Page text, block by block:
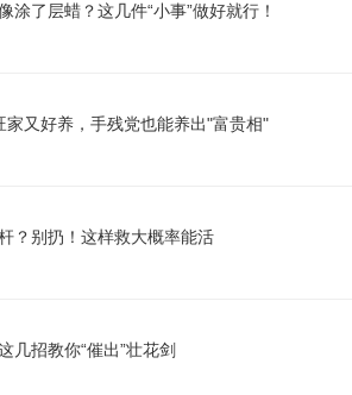
涂了层蜡？这几件“小事”做好就行！
家又好养，手残党也能养出"富贵相"
？别扔！这样救大概率能活
几招教你“催出”壮花剑